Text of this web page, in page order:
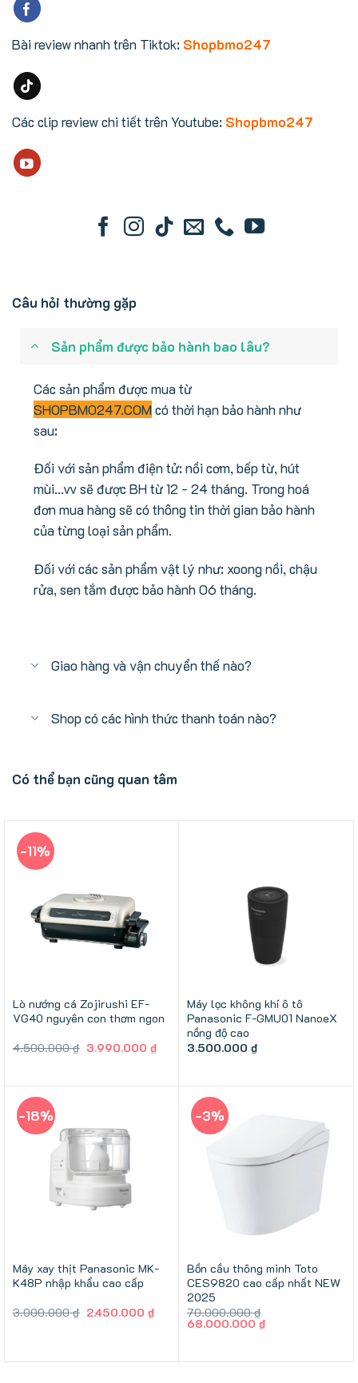
Bài review nhanh trên Tiktok: Shopbmo247
Các clip review chi tiết trên Youtube: Shopbmo247
Câu hỏi thường gặp
Sản phẩm được bảo hành bao lâu?
Các sản phẩm được mua từ
SHOPBMO247.COMcó thời hạn bảo hành như
sau:
Đối với sản phẩm điện tử: nồi cơm, bếp từ, hút
mùi...vv sẽ được BH từ 12 - 24 tháng. Trong hoá
đơn mua hàng sẽ có thông tin thời gian bảo hành
của từng loại sản phẩm.
Đối với các sản phẩm vật lý như: xoong nồi, chậu
rửa, sen tắm được bảo hành 06 tháng.
Giao hàng và vận chuyển thế nào?
Shop có các hình thức thanh toán nào?
Có thể bạn cũng quan tâm
-11%
Lò nướng cá Zojirushi EF-
VG40 nguyên con thơm ngon
4.500.000₫ Giá
3.990.000₫
Máy lọc không khí ô tô
Panasonic F-GMU01 NanoeX
nồng độ cao
3.500.000 ₫
-18%
Máy xay thịt Panasonic MK-
K48P nhập khẩu cao cấp
3.000.000₫ Giá
2.450.000₫
-3%
Bồn cầu thông minh Toto
CES9820 cao cấp nhất NEW
2025
70.000.000₫
Giá
68.000.000 ₫Giá